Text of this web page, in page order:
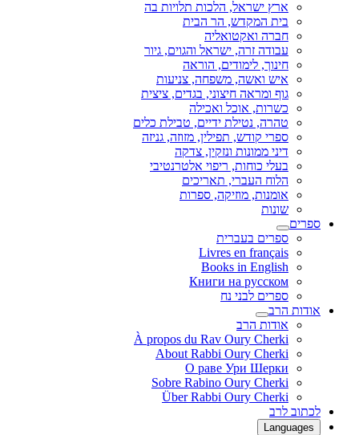
ארץ ישראל, הלכות תלויות בה
בית המקדש, הר הבית
חברה ואקטואליה
עבודה זרה, ישראל והגוים, גיור
חינוך, לימודים, הוראה
איש ואשה, משפחה, צניעות
גוף ומראה חיצוני, בגדים, ציצית
כשרות, אוכל ואכילה
טהרה, נטילת ידיים, טבילת כלים
ספרי קודש, תפילין, מזוזה, גניזה
דיני ממונות ונזקין, צדקה
בעלי כוחות, ריפוי אלטרנטיבי
הלוח העברי, תאריכים
אומנות, מוזיקה, ספרות
שונות
ספרים
ספרים בעברית
Livres en français
Books in English
Книги на русском
ספרים לבני נח
אודות הרב
אודות הרב
À propos du Rav Oury Cherki
About Rabbi Oury Cherki
О раве Ури Шерки
Sobre Rabino Oury Cherki
Über Rabbi Oury Cherki
לכתוב לרב
Languages